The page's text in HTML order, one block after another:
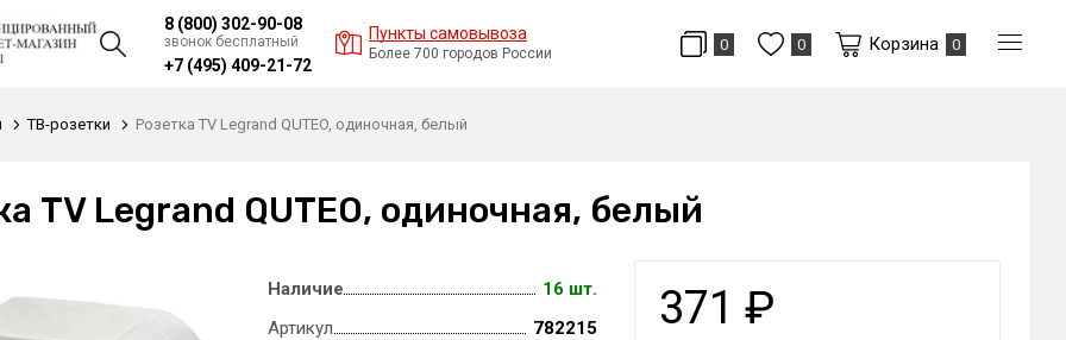
8 (800) 302-90-08
звонок бесплатный
+7 (495) 409-21-72
Пункты самовывоза
Более 700 городов России
0 0 Корзина 0
ТВ-розетки Розетка TV Legrand QUTEO, одиночная, белый
TV Legrand QUTEO, одиночная, белый
371 ₽
Наличие
16 шт.
Артикул
782215